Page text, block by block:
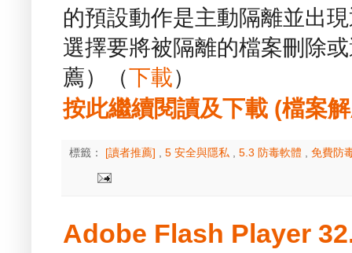
的預設動作是主動隔離並出
選擇要將被隔離的檔案刪除
薦）（下載）
按此繼續閱讀及下載 (檔案
標籤： [讀者推薦] 5 安全與隱私 5.3 防毒軟體 免費防
Adobe Flash Player